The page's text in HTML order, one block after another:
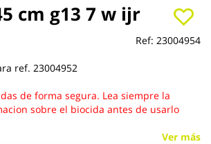
cm g13 7 w ijr
Ref: 23004954
ref. 23004952
de forma segura. Lea siempre la
sobre el biocida antes de usarlo
Ver más